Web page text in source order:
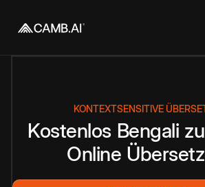
KONTEXTSENSITIVE
Kostenlos Bengali zu
Online